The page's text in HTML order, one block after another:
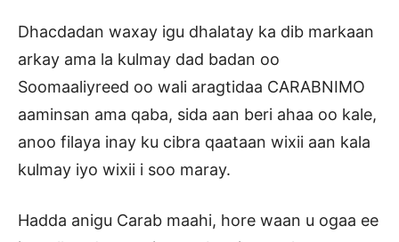
Dhacdadan waxay igu dhalatay ka dib markaan
arkay ama la kulmay dad badan oo
Soomaaliyreed oo wali aragtidaa CARABNIMO
aaminsan ama qaba, sida aan beri ahaa oo kale,
anoo filaya inay ku cibra qaataan wixii aan kala
kulmay iyo wixii i soo maray.
Hadda anigu Carab maahi, hore waan u ogaa ee